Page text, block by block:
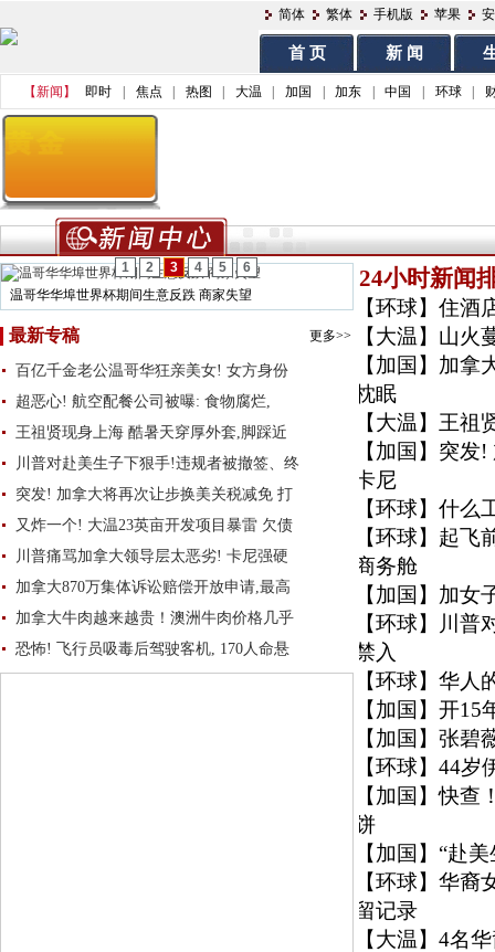
简体 繁体 手机版 苹果
首 页 新 闻
【新闻】 即时 焦点 热图 大温 加国 加东 中国 环球
1 2 3 4 5
6
温哥华华埠世界杯期间生意反跌 商家失望
最新专稿 更多>>
百亿千金老公温哥华狂亲美女! 女方身份
超恶心! 航空配餐公司被曝: 食物腐烂,
王祖贤现身上海 酷暑天穿厚外套,脚踩近
川普对赴美生子下狠手!违规者被撤签、终
突发! 加拿大将再次让步换美关税减免 打
又炸一个! 大温23英亩开发项目暴雷 欠债
川普痛骂加拿大领导层太恶劣! 卡尼强硬
加拿大870万集体诉讼赔偿开放申请,最高
加拿大牛肉越来越贵！澳洲牛肉价格几乎
恐怖! 飞行员吸毒后驾驶客机, 170人命悬
24小时新闻
【环球】 住酒
【大温】 山火
【加国】 加拿
枕眠
【大温】 王祖
【加国】 突发!
卡尼
【环球】 什么
【环球】 起飞
商务舱
【加国】 加女
【环球】
川普
禁入
【环球】 华人
【加国】 开15
【加国】 张碧
【环球】 44岁
【加国】快查
饼
【加国】 “赴
【环球】 华裔
留记录
【大温】 4名